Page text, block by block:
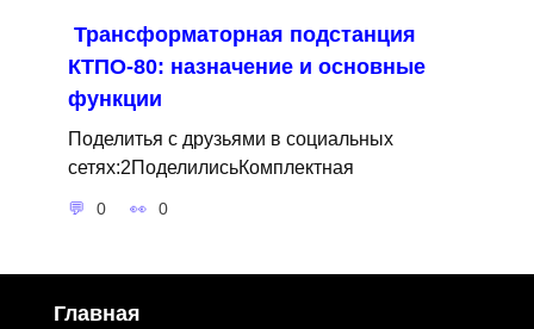
Трансформаторная подстанция
КТПО-80: назначение и основные
функции
Поделитья с друзьями в социальных
сетях:2ПоделилисьКомплектная
0 0
Главная